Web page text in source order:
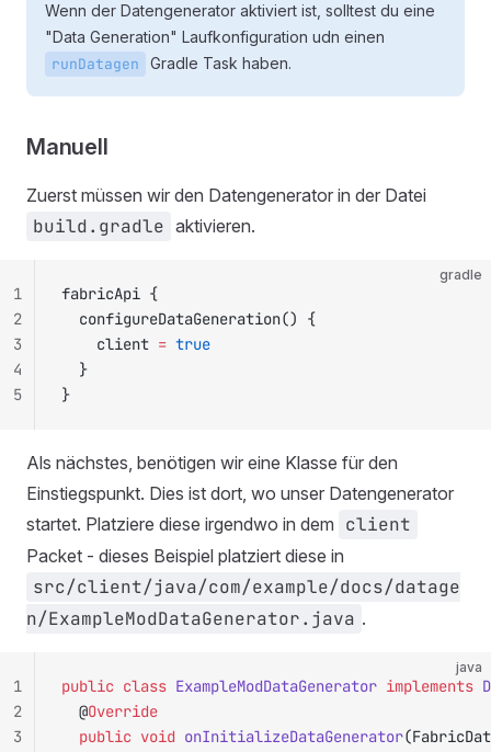
Wenn der Datengenerator aktiviert ist, solltest du eine
"Data Generation" Laufkonfiguration udn einen
runDatagen
Gradle Task haben.
Manuell
Zuerst müssen wir den Datengenerator in der Datei
build.gradle aktivieren.
gradle
fabricApi {
	configureDataGeneration() {
		client
= true
	}
}
1
2
3
4
5
Als nächstes, benötigen wir eine Klasse für den
Einstiegspunkt. Dies ist dort, wo unser Datengenerator
startet. Platziere diese irgendwo in dem client
Packet - dieses Beispiel platziert diese in
src/client/java/com/example/docs/datage
n/ExampleModDataGenerator.java .
java
public class ExampleModDataGenerator implements
	@
Override
	public
void onInitializeDataGenerator
1
2
3